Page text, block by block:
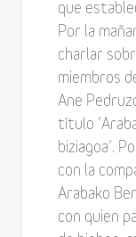
que
Por la
charlar
miembros
Ane
título
biziagoa’.
con la
Arabako
con quien